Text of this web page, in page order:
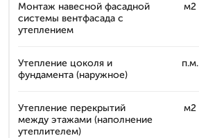
Монтаж навесной фасадной
системы вентфасада с
утеплением
м2
Утепление цоколя и
фундамента (наружное)
п.м.
Утепление перекрытий
между этажами (наполнение
утеплителем)
м2